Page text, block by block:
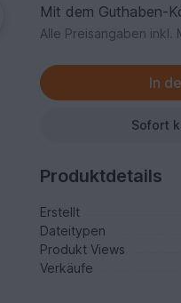
Mit dem Guthaben-
Alle Preisangaben inkl.
Sofort
Produktdetails
Erstellt
Dateitypen
Produkt Views
Verkäufe